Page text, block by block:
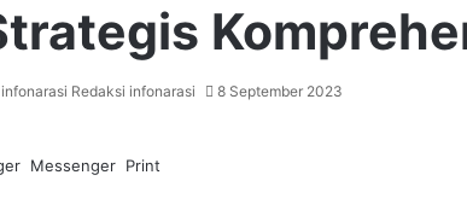
Redaksi infonarasi 8 September 2023
Messenger Print